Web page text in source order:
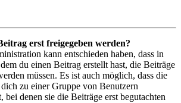
erst freigegeben werden?
kann entschieden haben, dass in
du einen Beitrag erstellt hast, die Beiträge
müssen. Es ist auch möglich, dass die
zu einer Gruppe von Benutzern
bei denen sie die Beiträge erst begutachten